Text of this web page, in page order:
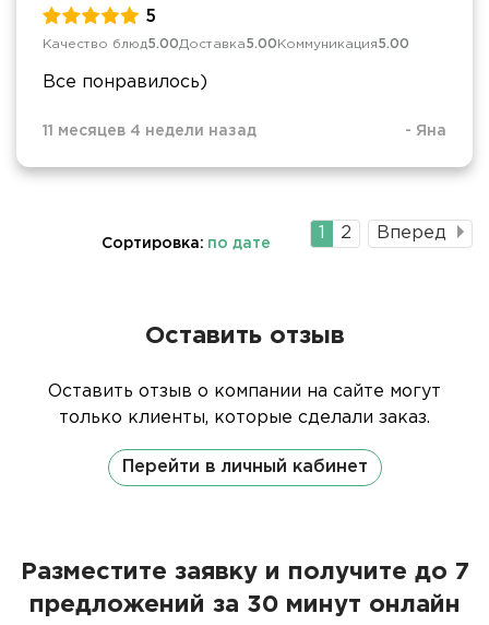
5
Качество блюд5.00Доставка5.00 Коммуникация5.00
Все понравилось)
11 месяцев 4 недели назад - Яна
Текущая
Страница
2 Вперед
Сортировка: по дате
Оставить отзыв
Оставить отзыв о компании на сайте могут
только клиенты, которые сделали заказ.
Перейти в личный кабинет
Разместите заявку и получите до 7
предложений за 30 минут онлайн